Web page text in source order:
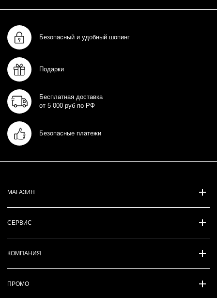
Безопасный и удобный шопинг
Подарки
Бесплатная доставка
от 5 000 руб по РФ
Безопасные платежи
МАГАЗИН
СЕРВИС
КОМПАНИЯ
ПРОМО